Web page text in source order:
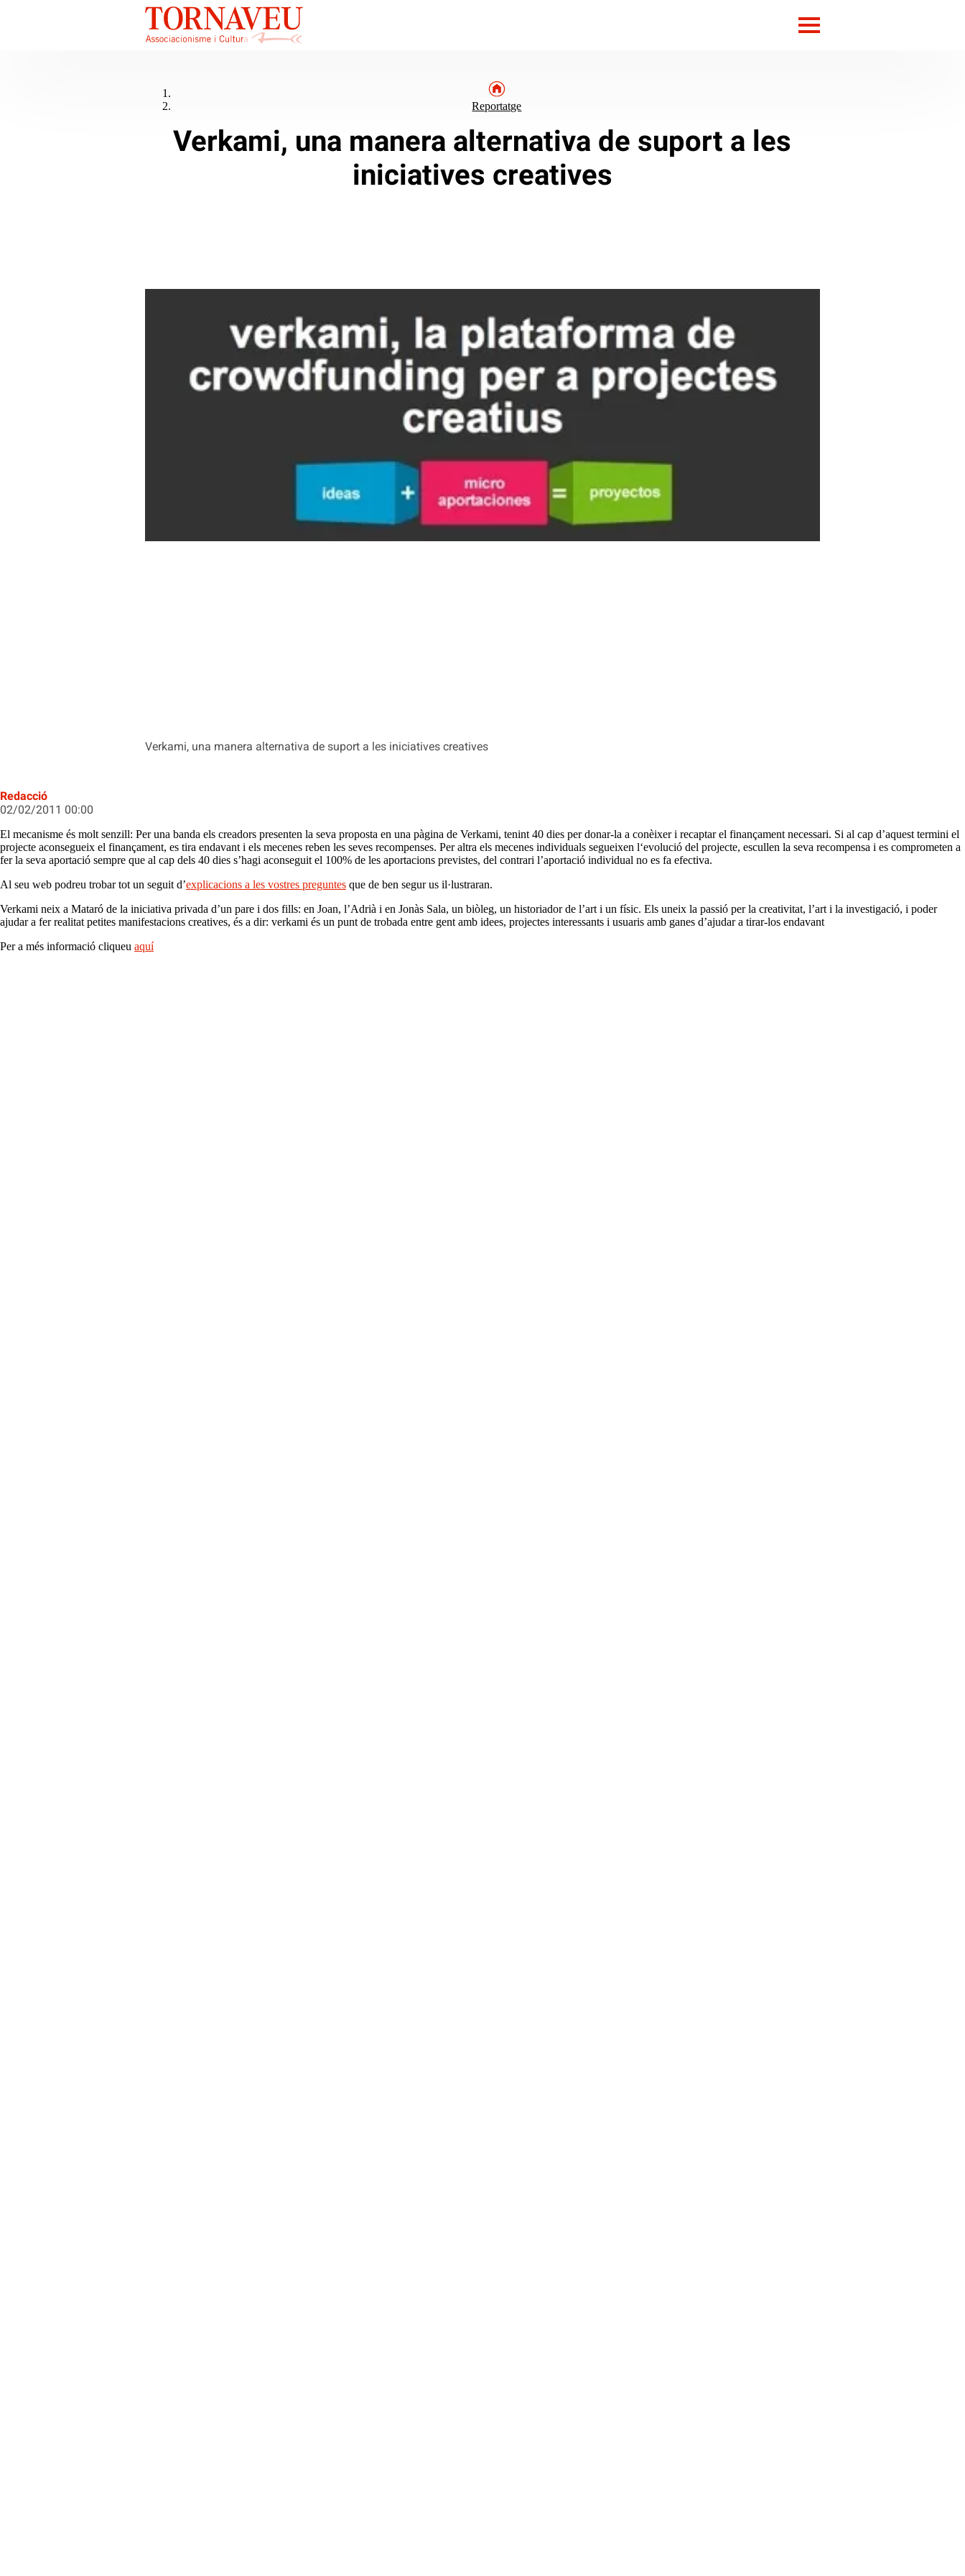
Verkami, una manera alternativa de suport a les iniciatives creatives
Reportatge
Verkami, una manera alternativa de suport a les
iniciatives creatives
Redacció
02/02/2011 00:00
El mecanisme és molt senzill: Per una banda els creadors presenten la seva proposta en una pàgina de Verkami, tenint 40 dies per donar-la a conèixer i recaptar el finançament necessari. Si al cap d’aquest termini el
projecte aconsegueix el finançament, es tira endavant i els mecenes reben les seves recompenses. Per altra els mecenes individuals segueixen l‘evolució del projecte, escullen la seva recompensa i es comprometen a
fer la seva aportació sempre que al cap dels 40 dies s’hagi aconseguit el 100% de les aportacions previstes, del contrari l’aportació individual no es fa efectiva.
Al seu web podreu trobar tot un seguit d’explicacions a les vostres preguntes que de ben segur us il·lustraran.
Verkami neix a Mataró de la iniciativa privada d’un pare i dos fills: en Joan, l’Adrià i en Jonàs Sala, un biòleg, un historiador de l’art i un físic. Els uneix la passió per la creativitat, l’art i la investigació, i poder
ajudar a fer realitat petites manifestacions creatives, és a dir: verkami és un punt de trobada entre gent amb idees, projectes interessants i usuaris amb ganes d’ajudar a tirar-los endavant
Per a més informació cliqueu aquí